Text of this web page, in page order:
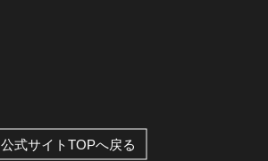
公式サイトTOPへ戻る